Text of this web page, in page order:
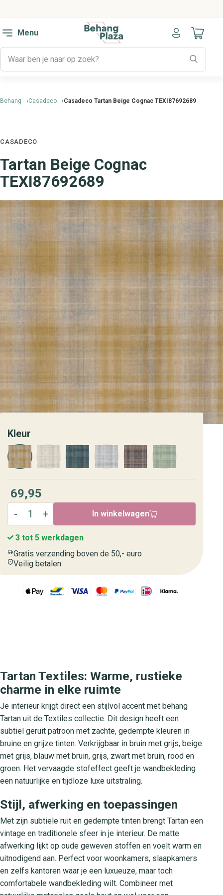
Menu
Naar
Behang Casadeco Casadeco Tartan Beige Cognac TEXI87692689
CASADECO
Tartan Beige Cognac
TEXI87692689
Kleur
69,95
In winkelwagen
3 tot 5 werkdagen
Gratis verzending boven de 50,- euro
Veilig betalen
Tartan Textiles: Warme, rustieke
charme in elke ruimte
Je interieur krijgt direct een stijlvol accent met behang
Tartan uit de Textiles collectie. Dit design heeft een
subtiel geruit patroon met zachte, gedempte kleuren in
bruine en grijze tinten. Verkrijgbaar in bruin met grijs, beige
met grijs, blauw met bruin, grijs, zwart met bruin, rood en
groen. Het vervaagde stofeffect geeft je wandbekleding
een natuurlijke en tijdloze luxe uitstraling.
Stijl, afwerking en toepassingen
Met zijn subtiele ruit en gedempte tinten brengt Tartan een
vintage en traditionele sfeer in je interieur. De matte
afwerking lijkt op oude geweven stoffen en voelt warm en
uitnodigend aan. Perfect voor woonkamers, slaapkamers
en zelfs kantoren waar je een luxueuze, maar toch
comfortabele wandbekleding wilt. Combineer met